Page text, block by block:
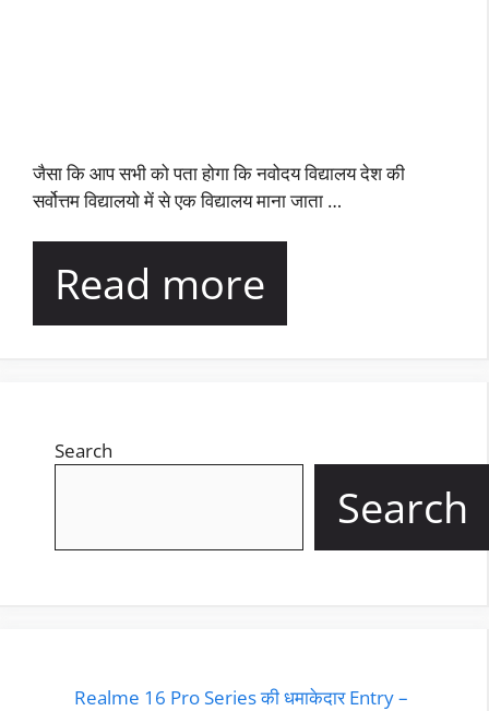
जैसा कि आप सभी को पता होगा कि नवोदय विद्यालय देश की
सर्वोत्तम विद्यालयो में से एक विद्यालय माना जाता …
Read more
Search
Search
Realme 16 Pro Series की धमाकेदार Entry –